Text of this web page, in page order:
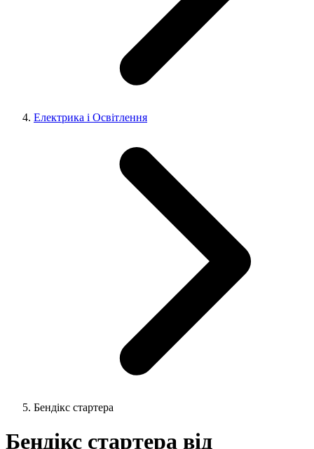
Електрика і Освітлення
Бендікс стартера
Бендікс стартера від